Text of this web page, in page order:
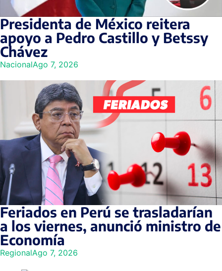
Presidenta de México reitera
apoyo a Pedro Castillo y Betssy
Chávez
NacionalAgo 7, 2026
Feriados en Perú se trasladarían
a los viernes, anunció ministro de
Economía
RegionalAgo 7, 2026